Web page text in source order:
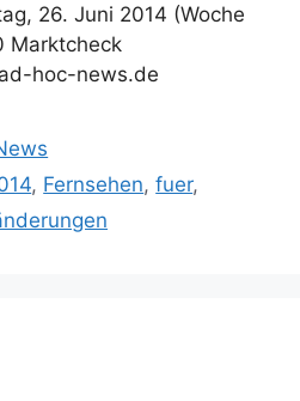
26. Juni 2014 (Woche
Marktcheck
hoc-news.de
, Fernsehen,fuer,